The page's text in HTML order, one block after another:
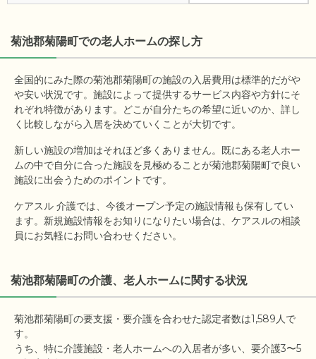
菊池郡菊陽町での老人ホームの探し方
全国的にみた際の菊池郡菊陽町の施設の入居費用は標準的だがや
や安い状況です。施設によって提供するサービス内容や方針にそ
れぞれ特徴があります。どこが自分たちの希望に近いのか、詳し
く比較しながら入居を決めていくことが大切です。
新しい施設の増加はそれほど多くありません。既にある老人ホー
ムの中で自分に合った施設を見極めることが菊池郡菊陽町で良い
施設に出会うためのポイントです。
ケアスル 介護では、今後オープン予定の施設情報も保有してい
ます。新規施設情報をお知りになりたい場合は、ケアスルの相談
員にお気軽にお問い合わせください。
菊池郡菊陽町の介護、老人ホームに関する状況
菊池郡菊陽町の要支援・要介護を合わせた認定者数は1,589人で
す。
うち、特に介護施設・老人ホームへの入居者が多い、要介護3〜5